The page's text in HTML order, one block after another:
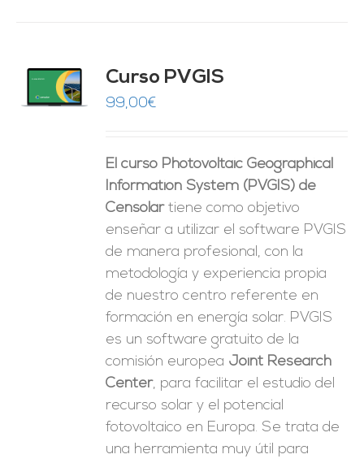
Curso PVGIS
99,00€
El curso Photovoltaic Geographical
Information System (PVGIS) de
Censolartiene como objetivo
enseñar a utilizar el software PVGIS
de manera profesional, con la
metodología y experiencia propia
de nuestro centro referente en
formación en energía solar. PVGIS
es un software gratuito de la
comisión europea Joint Research
Center, para facilitar el estudio del
recurso solar y el potencial
fotovoltaico en Europa. Se trata de
una herramienta muy útil para